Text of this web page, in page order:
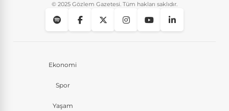
© 2025 Gözlem Gazetesi. Tüm hakları saklıdır.
Ekonomi
Spor
Yaşam